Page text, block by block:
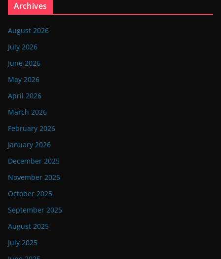
Archives
August 2026
July 2026
June 2026
May 2026
April 2026
March 2026
February 2026
January 2026
December 2025
November 2025
October 2025
September 2025
August 2025
July 2025